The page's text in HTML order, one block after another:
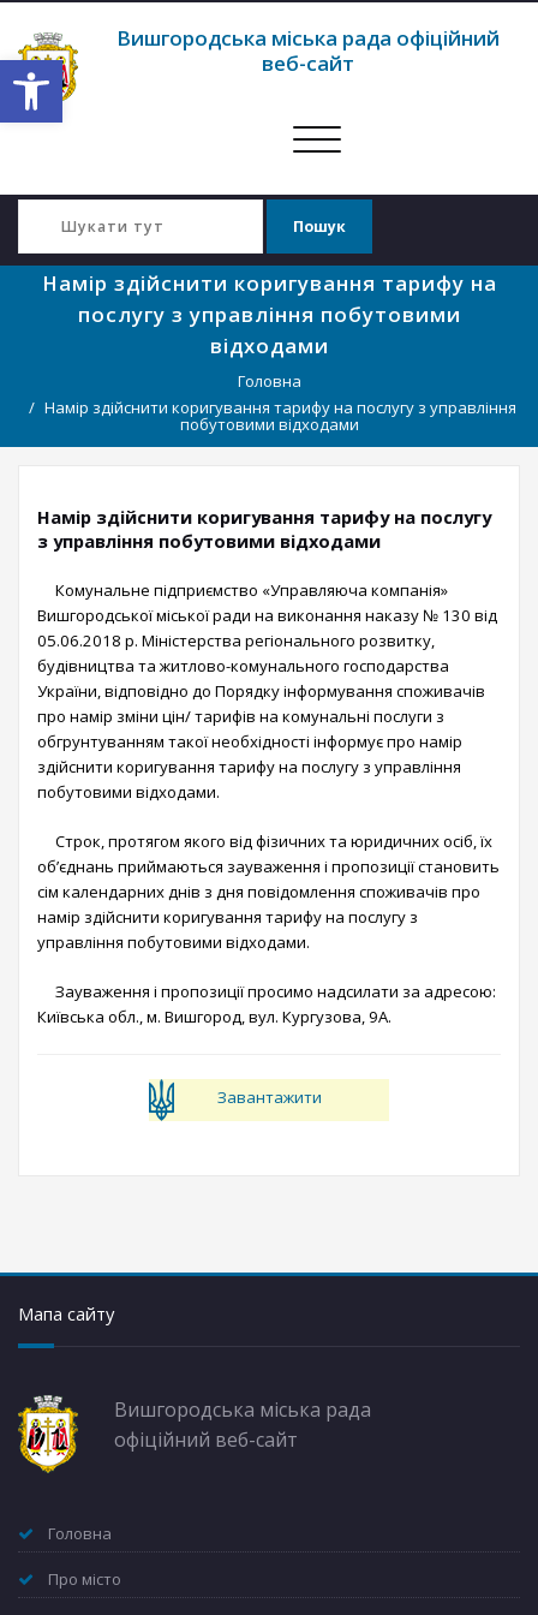
Відкрити Панель інструментів
Вишгородська міська рада офіційний
веб-сайт
Перемкнути
Намір здійснити коригування тарифу на
послугу з управління побутовими
відходами
Головна
Намір здійснити коригування тарифу на послугу з управління
побутовими відходами
Намір здійснити коригування тарифу на послугу
з управління побутовими відходами
Комунальне підприємство «Управляюча компанія»
Вишгородської міської ради на виконання наказу № 130 від
05.06.2018 р. Міністерства регіонального розвитку,
будівництва та житлово-комунального господарства
України, відповідно до Порядку інформування споживачів
про намір зміни цін/ тарифів на комунальні послуги з
обгрунтуванням такої необхідності інформує про намір
здійснити коригування тарифу на послугу з управління
побутовими відходами.
Строк, протягом якого від фізичних та юридичних осіб, їх
обʼєднань приймаються зауваження і пропозиції становить
сім календарних днів з дня повідомлення споживачів про
намір здійснити коригування тарифу на послугу з
управління побутовими відходами.
Зауваження і пропозиції просимо надсилати за адресою:
Київська обл., м. Вишгород, вул. Кургузова, 9А.
Завантажити
Мапа сайту
Вишгородська міська рада
офіційний веб-сайт
Головна
Про місто